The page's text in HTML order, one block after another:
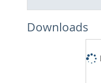
Downloads